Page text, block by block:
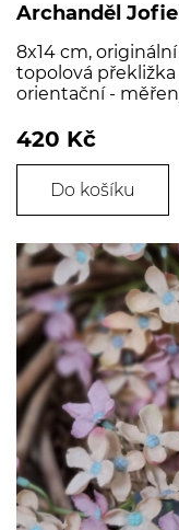
Archanděl Jofiel
8x14 cm,
topolová překližka
orientační -
420 Kč
Do košíku